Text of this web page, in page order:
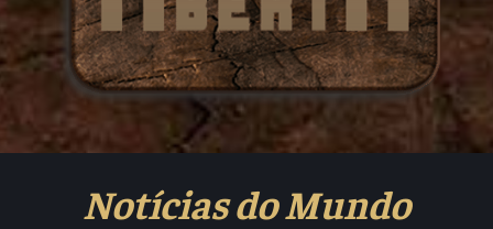
Notícias do Mundo